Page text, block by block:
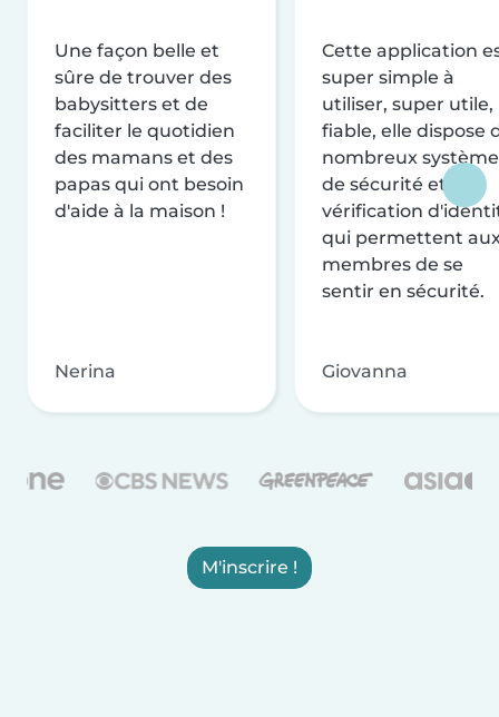
Une façon belle et
sûre de trouver des
babysitters et de
faciliter le quotidien
des mamans et des
papas qui ont besoin
d'aide à la maison !
Nerina
Cette application
super simple à
utiliser, super utile,
fiable, elle dispose
nombreux
de sécurité et de
vérification
qui permettent
membres de se
sentir en sécurité.
Giovanna
M'inscrire !